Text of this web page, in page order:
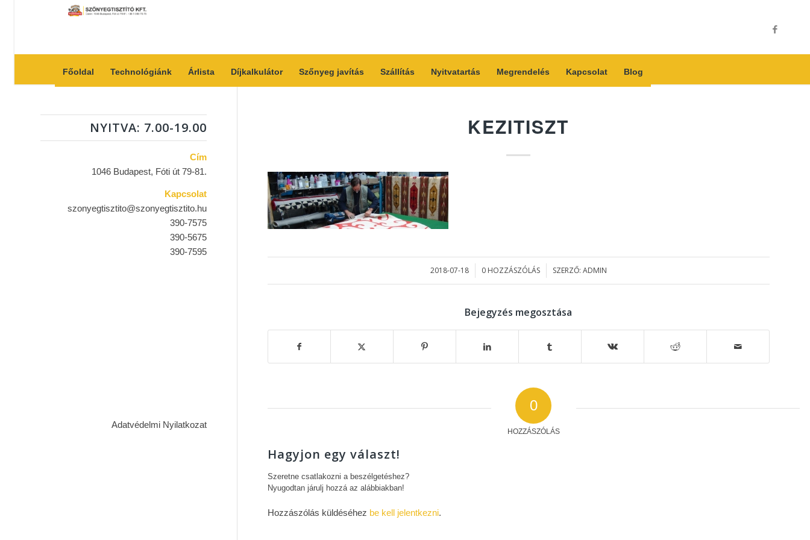
Főoldal Technológiánk Árlista Díjkalkulátor Szőnyeg javítás Szállítás Nyitvatartás Megrendelés Kapcsolat Blog
KEZITISZT
2018-07-18
/ 0 HOZZÁSZÓLÁS
/ SZERZŐ: ADMIN
Bejegyzés megosztása
0
HOZZÁSZÓLÁS
Hagyjon egy választ!
Szeretne csatlakozni a beszélgetéshez?
Nyugodtan járulj hozzá az alábbiakban!
Hozzászólás küldéséhez be kell jelentkezni.
NYITVA: 7.00-19.00
Cím
1046 Budapest, Fóti út 79-81.
Kapcsolat
szonyegtisztito@szonyegtisztito.hu
390-7575
390-5675
390-7595
Adatvédelmi Nyilatkozat